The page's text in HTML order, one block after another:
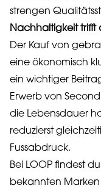
strengen
Nachhaltigkeit trifft
Der Kauf von
eine ökonomisch
ein wichtiger
Erwerb von
die Lebensdauer
reduzierst
Fussabdruck.
Bei LOOP findest
bekannten Marken